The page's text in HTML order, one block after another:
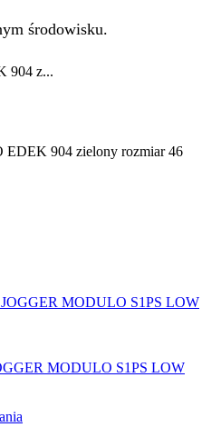
środowisku.
904 z...
EDEK 904 zielony rozmiar 46
MODULO S1PS LOW